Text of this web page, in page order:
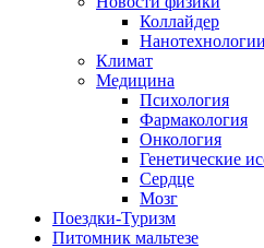
Коллайдер
Нанотехнологии
Климат
Медицина
Психология
Фармакология
Онкология
Генетические
Сердце
Мозг
Поездки-Туризм
Питомник мальтезе